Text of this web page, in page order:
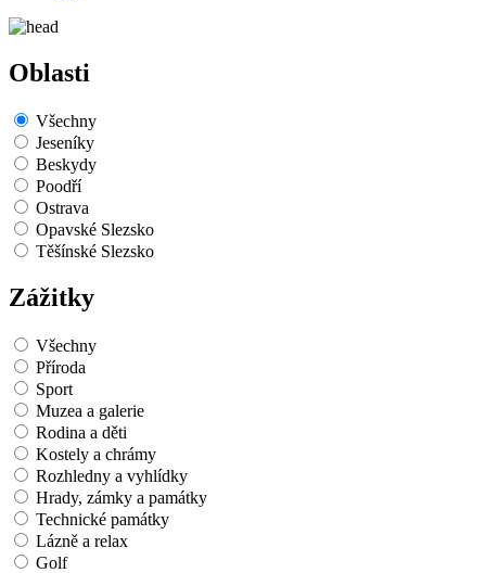
Oblasti
Všechny
Jeseníky
Beskydy
Poodří
Ostrava
Opavské Slezsko
Těšínské Slezsko
Zážitky
Všechny
Příroda
Sport
Muzea a galerie
Rodina a děti
Kostely a chrámy
Rozhledny a vyhlídky
Hrady, zámky a památky
Technické památky
Lázně a relax
Golf